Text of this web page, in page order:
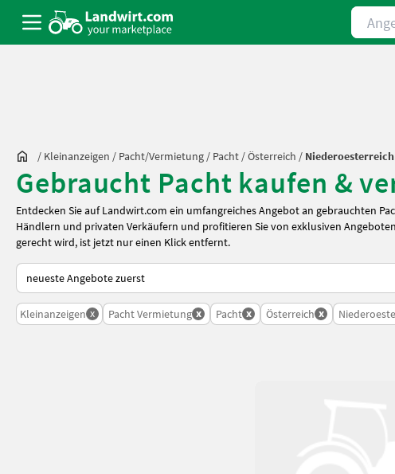
/ Kleinanzeigen / Pacht/Vermietung / Pacht /Österreich / Niederoesterreich
Gebraucht Pacht kaufen &
Entdecken Sie auf Landwirt.com ein umfangreiches Angebot an gebrauchten
Händlern und privaten Verkäufern und profitieren Sie von exklusiven
gerecht wird, ist jetzt nur einen Klick entfernt.
So wird auf Landwirt.com sortiert
Kleinanzeigen x Pacht Vermietung x Pacht x Österreich x